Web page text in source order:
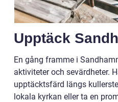
Upptäck
En gång framme i
aktiviteter och sevärdheter.
upptäcktsfärd längs
lokala kyrkan eller ta en